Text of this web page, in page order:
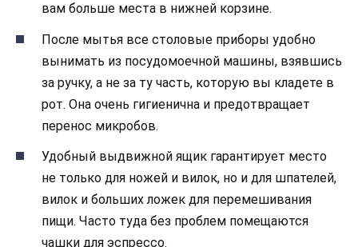
вам больше места в нижней корзине.
После мытья все столовые приборы удобно
вынимать из посудомоечной машины, взявшись
за ручку, а не за ту часть, которую вы кладете в
рот. Она очень гигиенична и предотвращает
перенос микробов.
Удобный выдвижной ящик гарантирует место
не только для ножей и вилок, но и для шпателей,
вилок и больших ложек для перемешивания
пищи. Часто туда без проблем помещаются
чашки для эспрессо.